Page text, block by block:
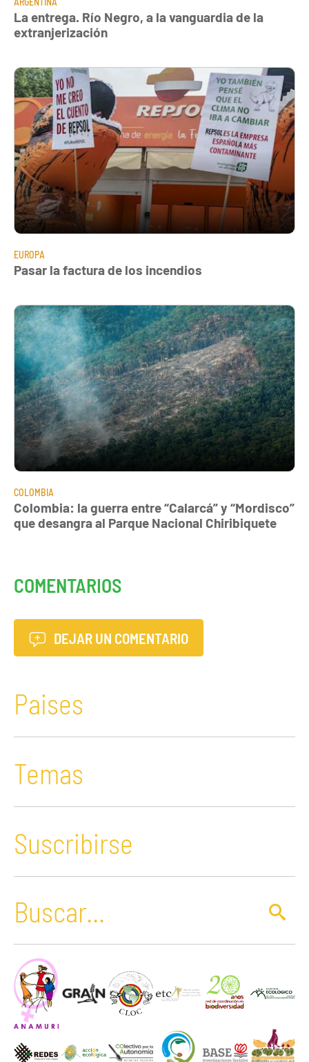
La entrega. Río Negro, a la vanguardia de la
extranjerización
EUROPA
Pasar la factura de los incendios
COLOMBIA
Colombia: la guerra entre “Calarcá” y “Mordisco”
que desangra al Parque Nacional Chiribiquete
COMENTARIOS
DEJAR UN COMENTARIO
Paises
Temas
Suscribirse